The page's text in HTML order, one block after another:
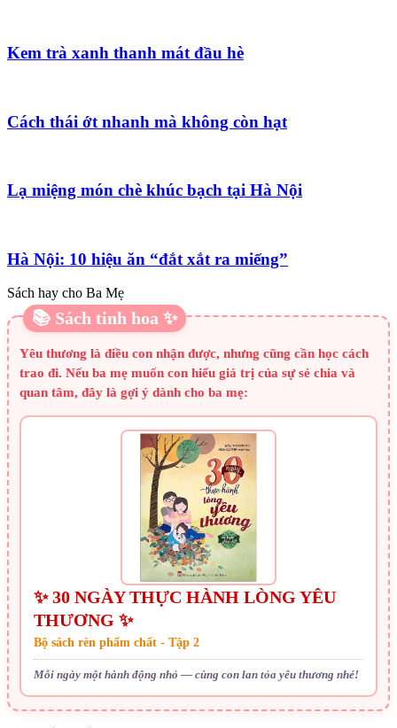
Kem trà xanh thanh mát đầu hè
Cách thái ớt nhanh mà không còn hạt
Lạ miệng món chè khúc bạch tại Hà Nội
Hà Nội: 10 hiệu ăn “đắt xắt ra miếng”
Sách hay cho Ba Mẹ
📚 Sách tinh hoa ✨
Yêu thương là điều con nhận được, nhưng cũng cần học cách
trao đi. Nếu ba mẹ muốn con hiểu giá trị của sự sẻ chia và
quan tâm, đây là gợi ý dành cho ba mẹ:
✨ 30 NGÀY THỰC HÀNH LÒNG YÊU
THƯƠNG ✨
Bộ sách rèn phẩm chất - Tập 2
Mỗi ngày một hành động nhỏ — cùng con lan tỏa yêu thương nhé!